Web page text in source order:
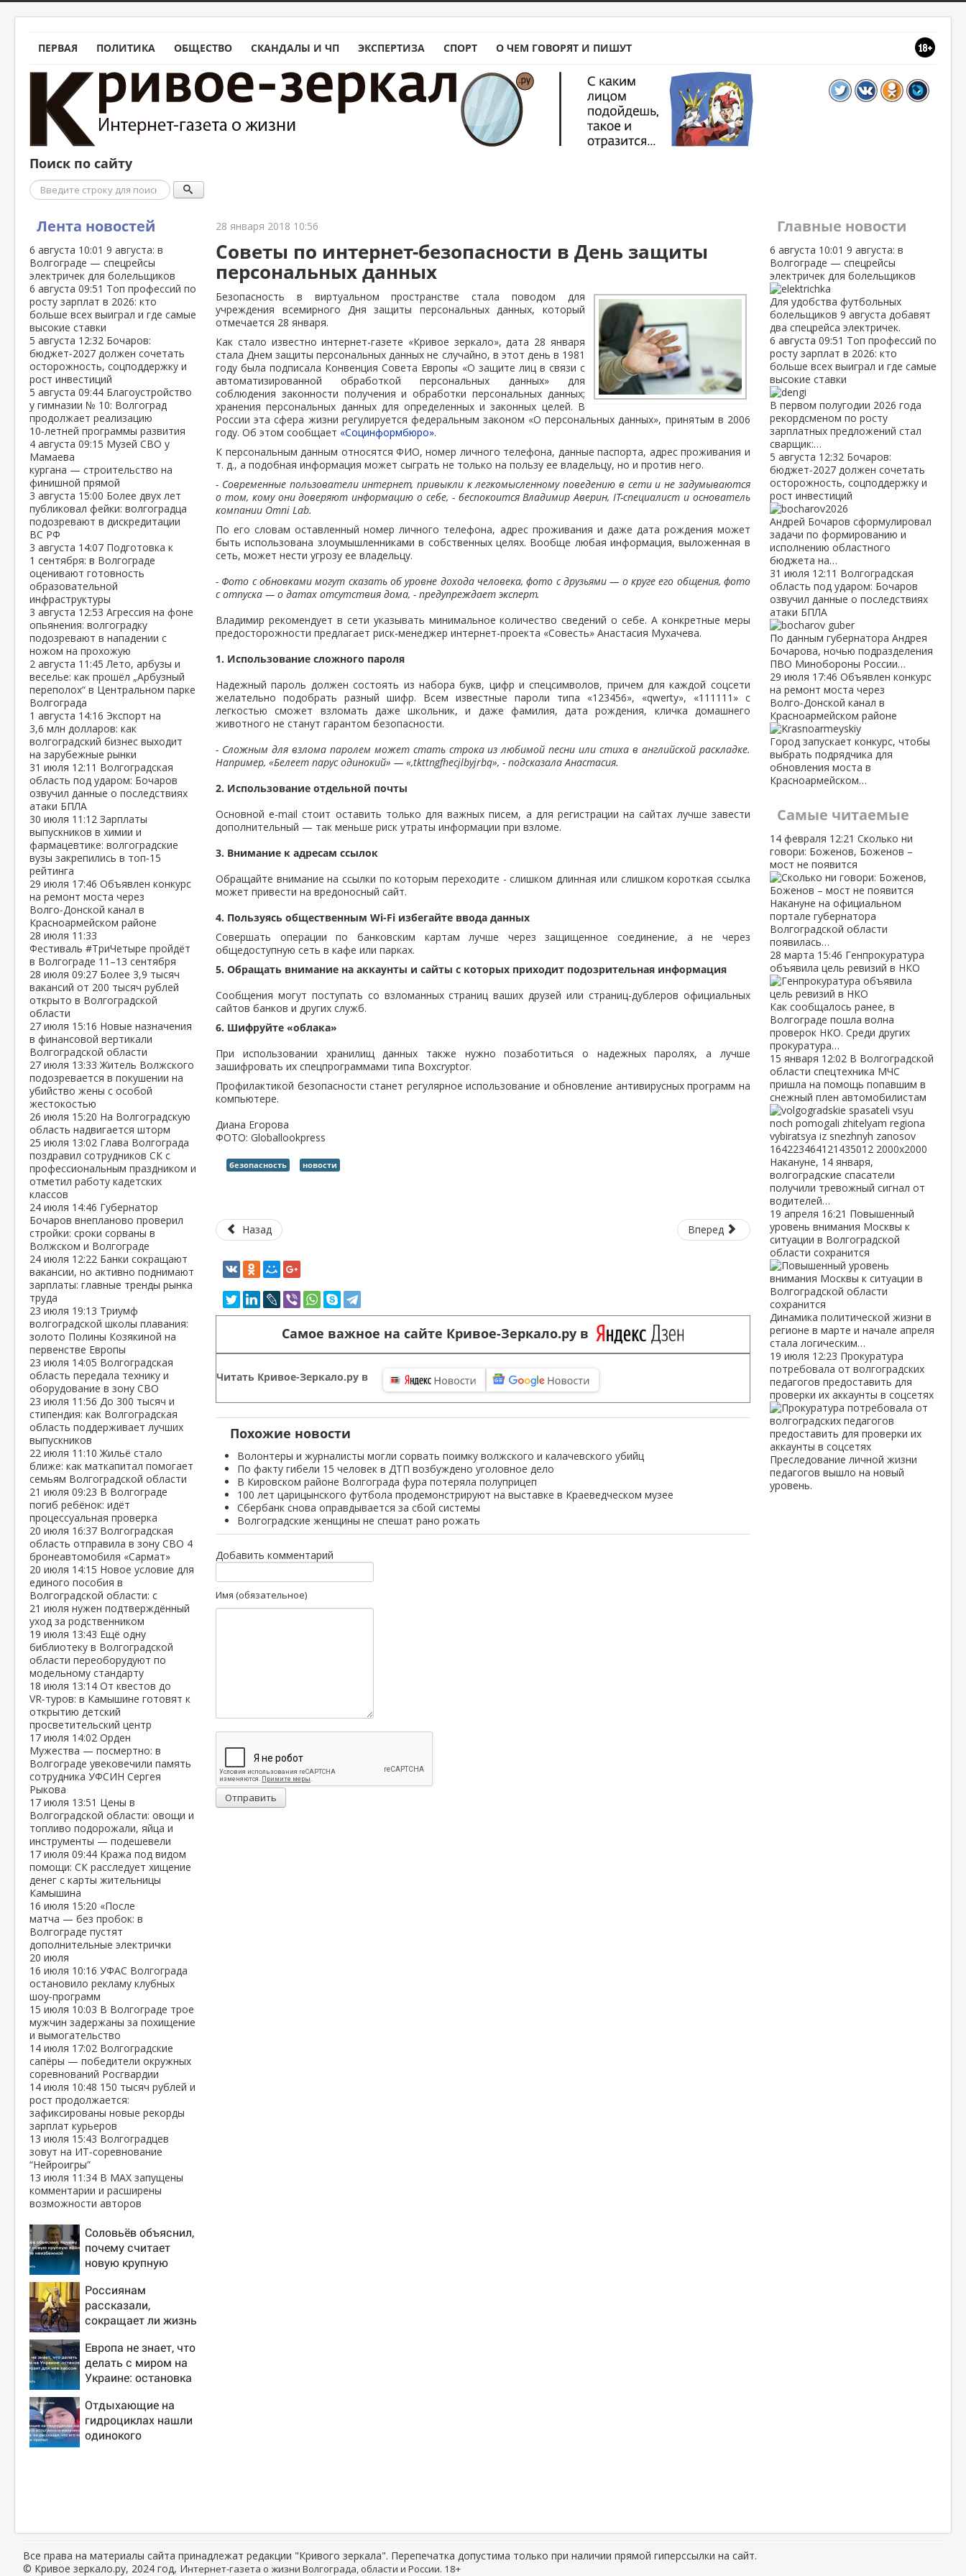
ПЕРВАЯ ПОЛИТИКА ОБЩЕСТВО СКАНДАЛЫ И ЧП ЭКСПЕРТИЗА СПОРТ О ЧЕМ ГОВОРЯТ И ПИШУТ
Поиск по сайту
Поиск
Лента новостей
6 августа 10:01 9 августа: в
Волгограде — спецрейсы
электричек для болельщиков
6 августа 09:51 Топ профессий по
росту зарплат в 2026: кто
больше всех выиграл и где самые
высокие ставки
5 августа 12:32 Бочаров:
бюджет‑2027 должен сочетать
осторожность, соцподдержку и
рост инвестиций
5 августа 09:44 Благоустройство
у гимназии № 10: Волгоград
продолжает реализацию
10‑летней программы развития
4 августа 09:15 Музей СВО у
Мамаева
кургана — строительство на
финишной прямой
3 августа 15:00 Более двух лет
публиковал фейки: волгоградца
подозревают в дискредитации
ВС РФ
3 августа 14:07 Подготовка к
1 сентября: в Волгограде
оценивают готовность
образовательной
инфраструктуры
3 августа 12:53 Агрессия на фоне
опьянения: волгоградку
подозревают в нападении с
ножом на прохожую
2 августа 11:45Лето, арбузы и
веселье: как прошёл „Арбузный
переполох“ в Центральном парке
Волгограда
1 августа 14:16 Экспорт на
3,6 млн долларов: как
волгоградский бизнес выходит
на зарубежные рынки
31 июля 12:11 Волгоградская
область под ударом: Бочаров
озвучил данные о последствиях
атаки БПЛА
30 июля 11:12 Зарплаты
выпускников в химии и
фармацевтике: волгоградские
вузы закрепились в топ‑15
рейтинга
29 июля 17:46 Объявлен конкурс
на ремонт моста через
Волго‑Донской канал в
Красноармейском районе
28 июля 11:33
Фестиваль #ТриЧетыре пройдёт
в Волгограде 11–13 сентября
28 июля 09:27 Более 3,9 тысяч
вакансий от 200 тысяч рублей
открыто в Волгоградской
области
27 июля 15:16 Новые назначения
в финансовой вертикали
Волгоградской области
27 июля 13:33Житель Волжского
подозревается в покушении на
убийство жены с особой
жестокостью
26 июля 15:20 На Волгоградскую
область надвигается шторм
25 июля 13:02 Глава Волгограда
поздравил сотрудников СК с
профессиональным праздником и
отметил работу кадетских
классов
24 июля 14:46 Губернатор
Бочаров внепланово проверил
стройки: сроки сорваны в
Волжском и Волгограде
24 июля 12:22 Банки сокращают
вакансии, но активно поднимают
зарплаты: главные тренды рынка
труда
23 июля 19:13 Триумф
волгоградской школы плавания:
золото Полины Козякиной на
первенстве Европы
23 июля 14:05 Волгоградская
область передала технику и
оборудование в зону СВО
23 июля 11:56 До 300 тысяч и
стипендия: как Волгоградская
область поддерживает лучших
выпускников
22 июля 11:10Жильё стало
ближе: как маткапитал помогает
семьям Волгоградской области
21 июля 09:23 В Волгограде
погиб ребёнок: идёт
процессуальная проверка
20 июля 16:37 Волгоградская
область отправила в зону СВО 4
бронеавтомобиля «Сармат»
20 июля 14:15 Новое условие для
единого пособия в
Волгоградской области: с
21 июля нужен подтверждённый
уход за родственником
19 июля 13:43 Ещё одну
библиотеку в Волгоградской
области переоборудуют по
модельному стандарту
18 июля 13:14 От квестов до
VR‑туров: в Камышине готовят к
открытию детский
просветительский центр
17 июля 14:02 Орден
Мужества — посмертно: в
Волгограде увековечили память
сотрудника УФСИН Сергея
Рыкова
17 июля 13:51 Цены в
Волгоградской области: овощи и
топливо подорожали, яйца и
инструменты — подешевели
17 июля 09:44 Кража под видом
помощи: СК расследует хищение
денег с карты жительницы
Камышина
16 июля 15:20 «После
матча — без пробок: в
Волгограде пустят
дополнительные электрички
20 июля
16 июля 10:16 УФАС Волгограда
остановило рекламу клубных
шоу‑программ
15 июля 10:03 В Волгограде трое
мужчин задержаны за похищение
и вымогательство
14 июля 17:02 Волгоградские
сапёры — победители окружных
соревнований Росгвардии
14 июля 10:48 150 тысяч рублей и
рост продолжается:
зафиксированы новые рекорды
зарплат курьеров
13 июля 15:43 Волгоградцев
зовут на ИТ‑соревнование
“Нейроигры”
13 июля 11:34 В МАХ запущены
комментарии и расширены
возможности авторов
Соловьёв объяснил,
почему считает
новую крупную
неизбежной
Россиянам
рассказали,
сокращает ли жизнь
Европа не знает, что
делать с миром на
Украине: остановка
хаосом
Отдыхающие на
гидроциклах нашли
одинокого
28 января 2018 10:56
Советы по интернет-безопасности в День защиты
персональных данных
Безопасность в виртуальном пространстве стала поводом для
учреждения всемирного Дня защиты персональных данных, который
отмечается 28 января.
Как стало известно интернет-газете «Кривое зеркало», дата 28 января
стала Днем защиты персональных данных не случайно, в этот день в 1981
году была подписала Конвенция Совета Европы «О защите лиц в связи с
автоматизированной обработкой персональных данных» для
соблюдения законности получения и обработки персональных данных;
хранения персональных данных для определенных и законных целей. В
России эта сфера жизни регулируется федеральным законом «О персональных данных», принятым в 2006
году. Об этом сообщает «Социнформбюро».
К персональным данным относятся ФИО, номер личного телефона, данные паспорта, адрес проживания и
т. д., а подобная информация может сыграть не только на пользу ее владельцу, но и против него.
- Современные пользователи интернет, привыкли к легкомысленному поведению в сети и не задумываются
о том, кому они доверяют информацию о себе, - беспокоится Владимир Аверин, IT-специалист и основатель
компании Omni Lab.
По его словам оставленный номер личного телефона, адрес проживания и даже дата рождения может
быть использована злоумышленниками в собственных целях. Вообще любая информация, выложенная в
сеть, может нести угрозу ее владельцу.
- Фото с обновками могут сказать об уровне дохода человека, фото с друзьями — о круге его общения, фото
с отпуска — о датах отсутствия дома, - предупреждает эксперт.
Владимир рекомендует в сети указывать минимальное количество сведений о себе. А конкретные меры
предосторожности предлагает риск-менеджер интернет-проекта «Совесть» Анастасия Мухачева.
1. Использование сложного пароля
Надежный пароль должен состоять из набора букв, цифр и спецсимволов, причем для каждой соцсети
желательно подобрать разный шифр. Всем известные пароли типа «123456», «qwerty», «111111» с
легкостью сможет взломать даже школьник, и даже фамилия, дата рождения, кличка домашнего
животного не станут гарантом безопасности.
- Сложным для взлома паролем может стать строка из любимой песни или стиха в английской раскладке.
Например, «Белеет парус одинокий» — «,tkttngfhecjlbyjrbq», - подсказала Анастасия.
2. Использование отдельной почты
Основной e-mail стоит оставить только для важных писем, а для регистрации на сайтах лучше завести
дополнительный — так меньше риск утраты информации при взломе.
3. Внимание к адресам ссылок
Обращайте внимание на ссылки по которым переходите - слишком длинная или слишком короткая ссылка
может привести на вредоносный сайт.
4. Пользуясь общественным Wi-Fi избегайте ввода данных
Совершать операции по банковским картам лучше через защищенное соединение, а не через
общедоступную сеть в кафе или парках.
5. Обращать внимание на аккаунты и сайты с которых приходит подозрительная информация
Сообщения могут поступать со взломанных страниц ваших друзей или страниц-дублеров официальных
сайтов банков и других служб.
6. Шифруйте «облака»
При использовании хранилищ данных также нужно позаботиться о надежных паролях, а лучше
зашифровать их спецпрограммами типа Boxcryptor.
Профилактикой безопасности станет регулярное использование и обновление антивирусных программ на
компьютере.
Диана Егорова
ФОТО: Globallookpress
безопасность новости
Назад Вперед
Самое важное на сайте Кривое-Зеркало.ру в
Читать Кривое-Зеркало.ру в
Похожие новости
Волонтеры и журналисты могли сорвать поимку волжского и калачевского убийц
По факту гибели 15 человек в ДТП возбуждено уголовное дело
В Кировском районе Волгограда фура потеряла полуприцеп
100 лет царицынского футбола продемонстрируют на выставке в Краеведческом музее
Сбербанк снова оправдывается за сбой системы
Волгоградские женщины не спешат рано рожать
Добавить комментарий
Имя (обязательное)
Отправить
Главные новости
6 августа 10:01 9 августа: в
Волгограде — спецрейсы
электричек для болельщиков
Для удобства футбольных
болельщиков 9 августа добавят
два спецрейса электричек.
6 августа 09:51 Топ профессий по
росту зарплат в 2026: кто
больше всех выиграл и где самые
высокие ставки
В первом полугодии 2026 года
рекордсменом по росту
зарплатных предложений стал
сварщик:…
5 августа 12:32 Бочаров:
бюджет‑2027 должен сочетать
осторожность, соцподдержку и
рост инвестиций
Андрей Бочаров сформулировал
задачи по формированию и
исполнению областного
бюджета на…
31 июля 12:11 Волгоградская
область под ударом: Бочаров
озвучил данные о последствиях
атаки БПЛА
По данным губернатора Андрея
Бочарова, ночью подразделения
ПВО Минобороны России…
29 июля 17:46 Объявлен конкурс
на ремонт моста через
Волго‑Донской канал в
Красноармейском районе
Город запускает конкурс, чтобы
выбрать подрядчика для
обновления моста в
Красноармейском…
Самые читаемые
14 февраля 12:21 Сколько ни
говори: Боженов, Боженов –
мост не появится
Накануне на официальном
портале губернатора
Волгоградской области
появилась…
28 марта 15:46 Генпрокуратура
объявила цель ревизий в НКО
Как сообщалось ранее, в
Волгограде пошла волна
проверок НКО. Среди других
прокуратура…
15 января 12:02 В Волгоградской
области спецтехника МЧС
пришла на помощь попавшим в
снежный плен автомобилистам
Накануне, 14 января,
волгоградские спасатели
получили тревожный сигнал от
водителей…
19 апреля 16:21 Повышенный
уровень внимания Москвы к
ситуации в Волгоградской
области сохранится
Динамика политической жизни в
регионе в марте и начале апреля
стала логическим…
19 июля 12:23 Прокуратура
потребовала от волгоградских
педагогов предоставить для
проверки их аккаунты в соцсетях
Преследование личной жизни
педагогов вышло на новый
уровень.
Все права на материалы сайта принадлежат редакции "Кривого зеркала". Перепечатка допустима только при наличии прямой гиперссылки на сайт.
© Кривое зеркало.ру, 2024 год, Интернет-газета о жизни Волгограда, области и России. 18+